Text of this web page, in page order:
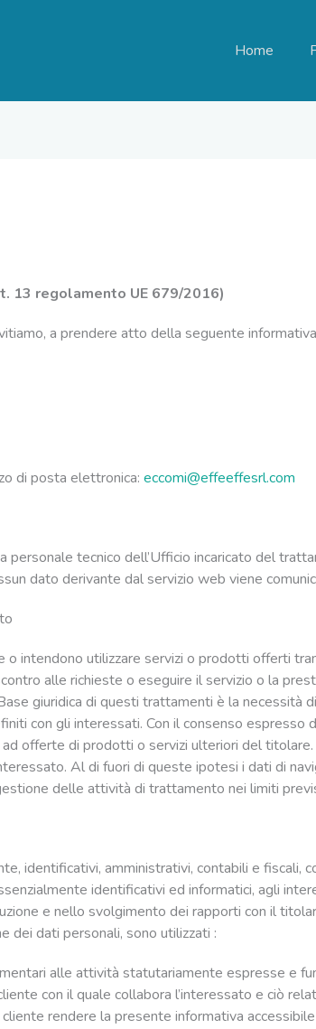
Home
13 regolamento UE 679/2016)
a prendere atto della seguente
di posta elettronica: eccomi@effeeffesrl.com
tecnico dell’Ufficio incaricato del
dato derivante dal servizio web viene
intendono utilizzare servizi o prodotti offerti
alle richieste o eseguire il servizio o la
giuridica di questi trattamenti è la necessità
con gli interessati. Con il consenso espresso
offerte di prodotti o servizi ulteriori del
Al di fuori di queste ipotesi i dati di
delle attività di trattamento nei limiti
identificativi, amministrativi, contabili e fiscali,
identificativi ed informatici, agli
e nello svolgimento dei rapporti con il
dei dati personali, sono utilizzati :
alle attività statutariamente espresse e
con il quale collabora l’interessato e ciò
rendere la presente informativa